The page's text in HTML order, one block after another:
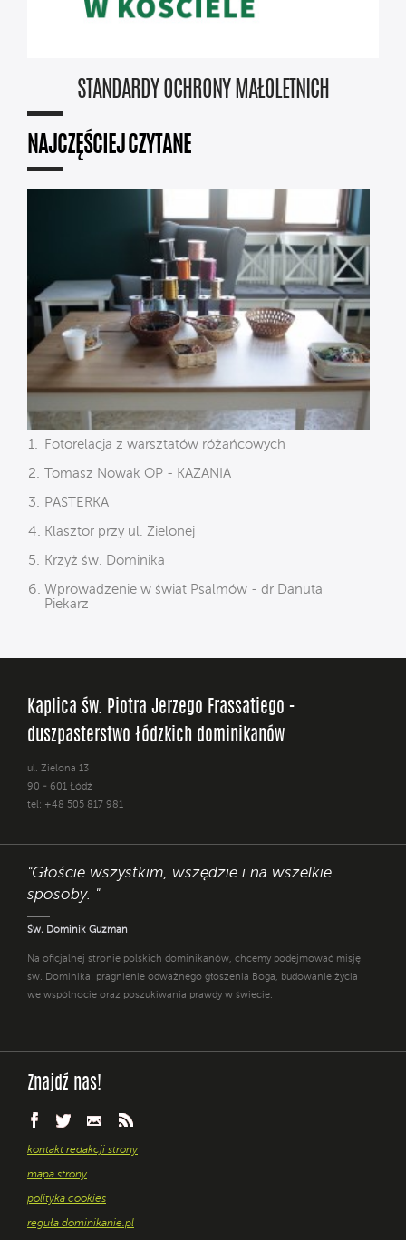
STANDARDY OCHRONY MAŁOLETNICH
NAJCZĘŚCIEJ CZYTANE
Fotorelacja z warsztatów różańcowych
Tomasz Nowak OP - KAZANIA
PASTERKA
Klasztor przy ul. Zielonej
Krzyż św. Dominika
Wprowadzenie w świat Psalmów - dr Danuta
Piekarz
Kaplica św. Piotra Jerzego Frassatiego -
duszpasterstwo łódzkich dominikanów
ul. Zielona 13
90 - 601 Łódź
tel: +48 505 817 981
"Głoście wszystkim, wszędzie i na wszelkie
sposoby. "
Św. Dominik Guzman
Na oficjalnej stronie polskich dominikanów, chcemy podejmować misję
św. Dominika: pragnienie odważnego głoszenia Boga, budowanie życia
we wspólnocie oraz poszukiwania prawdy w świecie.
Znajdź nas!
kontakt redakcji strony
mapa strony
polityka cookies
reguła dominikanie.pl